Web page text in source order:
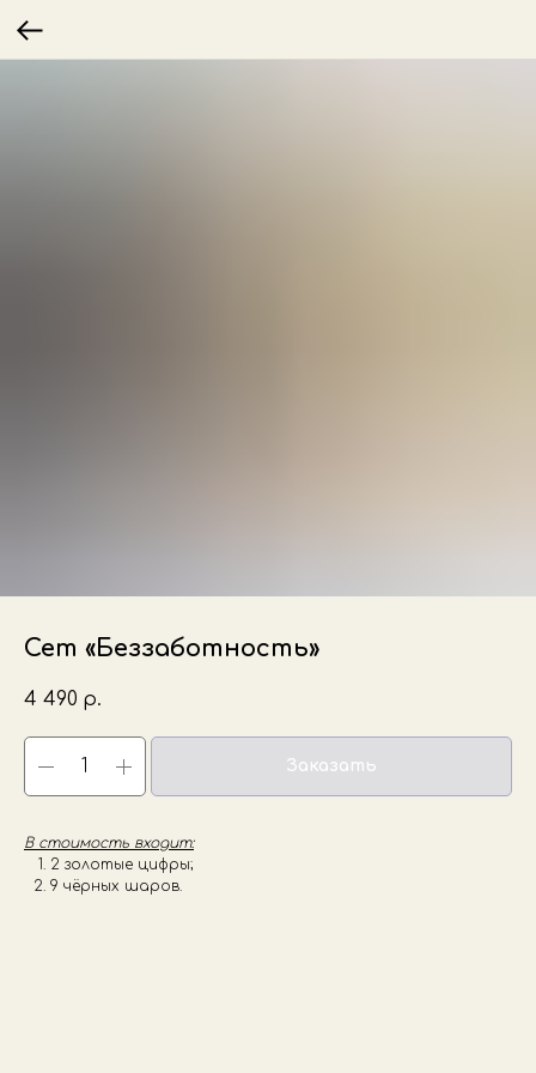
Сет «Беззаботность»
4 490 р.
Заказать
В стоимость входит:
2 золотые цифры;
9 чёрных шаров.